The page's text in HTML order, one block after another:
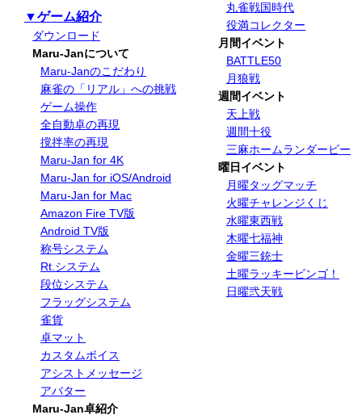
▼ゲーム紹介
ダウンロード
Maru-Janについて
Maru-Janのこだわり
麻雀の「リアル」への挑戦
ゲーム操作
全自動卓の再現
撹拌率の再現
Maru-Jan for 4K
Maru-Jan for iOS/Android
Maru-Jan for Mac
Amazon Fire TV版
Android TV版
称号システム
Rt.システム
段位システム
フラッグシステム
雀貨
卓マット
カスタムボイス
アシストメッセージ
アバター
Maru-Jan卓紹介
丸雀戦国時代
役満コレクター
月間イベント
BATTLE50
月狼戦
週間イベント
天上戦
週間十役
三麻ホームランダービー
曜日イベント
月曜タッグマッチ
火曜チャレンジくじ
水曜東西戦
木曜七福神
金曜三銃士
土曜ラッキービンゴ！
日曜弐天戦